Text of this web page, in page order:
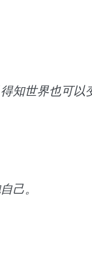
知世界也可以
己。